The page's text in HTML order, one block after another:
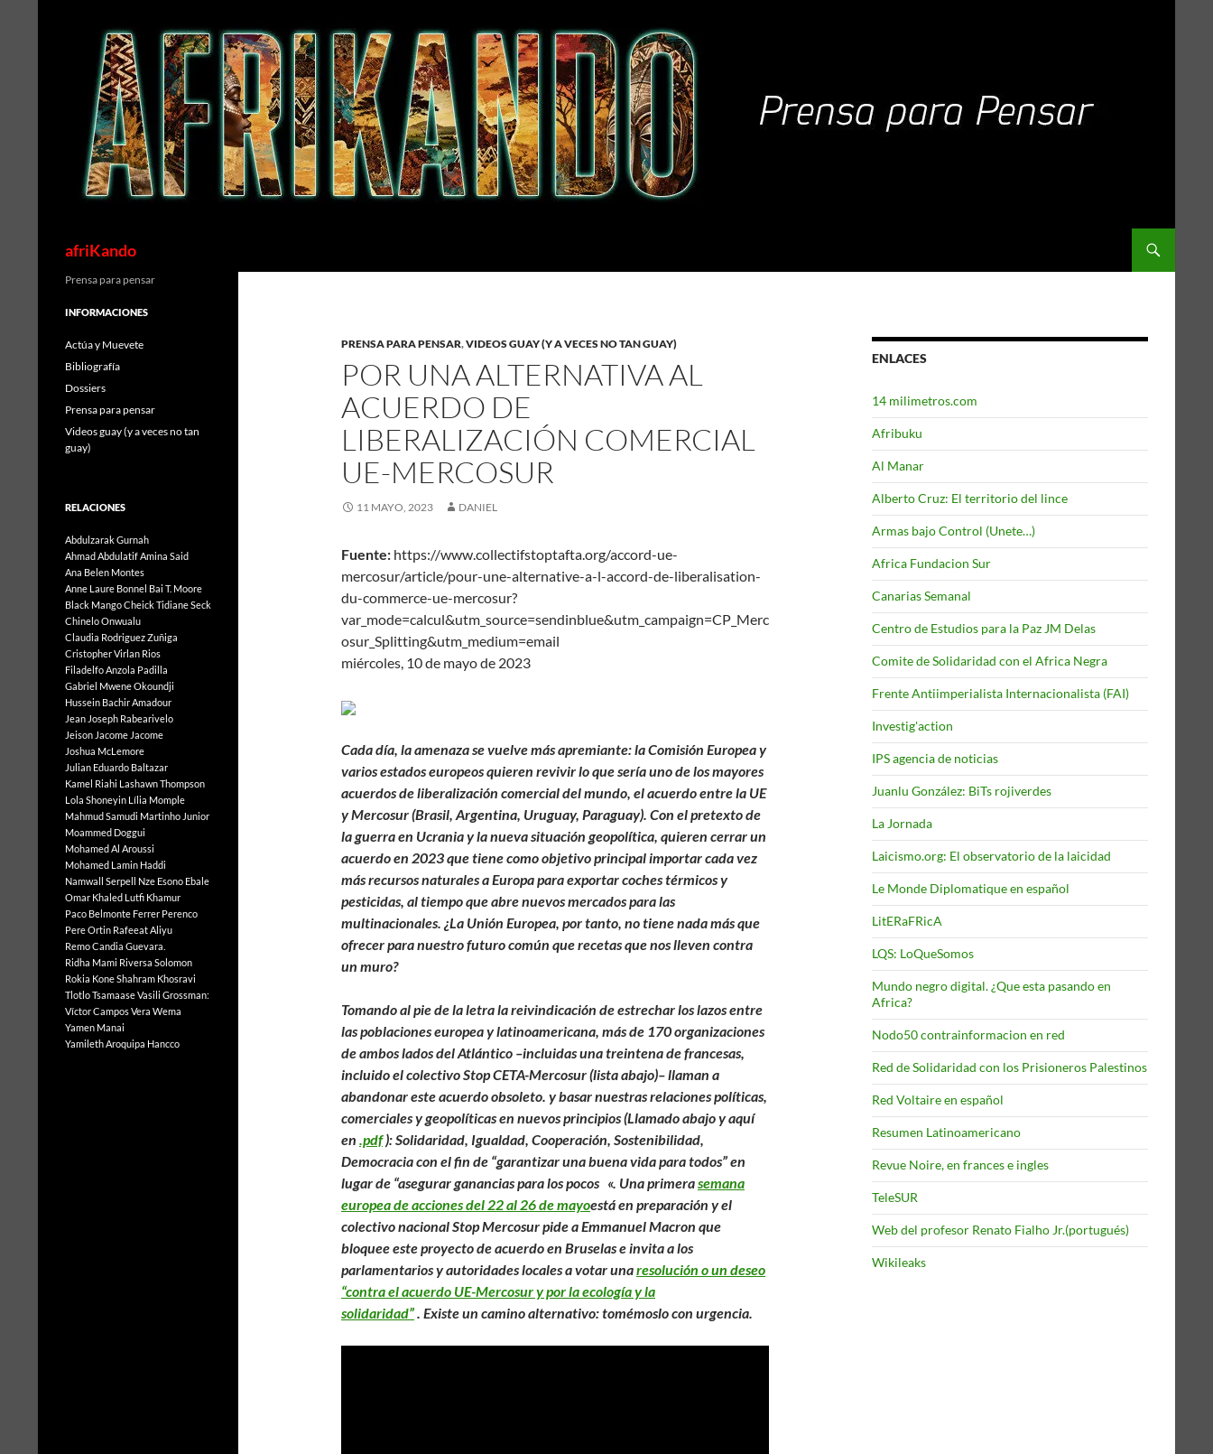
afriKando
PRENSA PARA PENSAR,VIDEOS GUAY (Y A VECES NO TAN GUAY)
POR UNA ALTERNATIVA AL
ACUERDO DE
LIBERALIZACIÓN COMERCIAL
UE-MERCOSUR
11 MAYO, 2023 DANIEL
Fuente: https://www.collectifstoptafta.org/accord-ue-
mercosur/article/pour-une-alternative-a-l-accord-de-liberalisation-
du-commerce-ue-mercosur?
var_mode=calcul&utm_source=sendinblue&utm_campaign=CP_Merc
osur_Splitting&utm_medium=email
miércoles, 10 de mayo de 2023
Cada día, la amenaza se vuelve más apremiante: la Comisión Europea y
varios estados europeos quieren revivir lo que sería uno de los mayores
acuerdos de liberalización comercial del mundo, el acuerdo entre la UE
y Mercosur (Brasil, Argentina, Uruguay, Paraguay). Con el pretexto de
la guerra en Ucrania y la nueva situación geopolítica, quieren cerrar un
acuerdo en 2023 que tiene como objetivo principal importar cada vez
más recursos naturales a Europa para exportar coches térmicos y
pesticidas, al tiempo que abre nuevos mercados para las
multinacionales. ¿La Unión Europea, por tanto, no tiene nada más que
ofrecer para nuestro futuro común que recetas que nos lleven contra
un muro?
Tomando al pie de la letra la reivindicación de estrechar los lazos entre
las poblaciones europea y latinoamericana, más de 170 organizaciones
de ambos lados del Atlántico –incluidas una treintena de francesas,
incluido el colectivo Stop CETA-Mercosur (lista abajo)– llaman a
abandonar este acuerdo obsoleto. y basar nuestras relaciones políticas,
comerciales y geopolíticas en nuevos principios (Llamado abajo y aquí
en .pdf):Solidaridad, Igualdad, Cooperación, Sostenibilidad,
Democracia con el fin de “garantizar una buena vida para todos” en
lugar de “asegurar ganancias para los pocos «. Una primerasemana
europea de acciones del 22 al 26 de mayoestá en preparación y el
colectivo nacional Stop Mercosur pide a Emmanuel Macron que
bloquee este proyecto de acuerdo en Bruselas e invita a los
parlamentarios y autoridades locales a votar unaresolución o un deseo
“contra el acuerdo UE-Mercosur y por la ecología y la
solidaridad”. Existe un camino alternativo: tomémoslo con urgencia.
ENLACES
14 milimetros.com
Afribuku
Al Manar
Alberto Cruz: El territorio del lince
Armas bajo Control (Unete…)
Africa Fundacion Sur
Canarias Semanal
Centro de Estudios para la Paz JM Delas
Comite de Solidaridad con el Africa Negra
Frente Antiimperialista Internacionalista (FAI)
Investig'action
IPS agencia de noticias
Juanlu González: BiTs rojiverdes
La Jornada
Laicismo.org: El observatorio de la laicidad
Le Monde Diplomatique en español
LitERaFRicA
LQS: LoQueSomos
Mundo negro digital. ¿Que esta pasando en
Africa?
Nodo50 contrainformacion en red
Red de Solidaridad con los Prisioneros Palestinos
Red Voltaire en español
Resumen Latinoamericano
Revue Noire, en frances e ingles
TeleSUR
Web del profesor Renato Fialho Jr.(portugués)
Wikileaks
Prensa para pensar
INFORMACIONES
Actúa y Muevete
Bibliografía
Dossiers
Prensa para pensar
Videos guay (y a veces no tan
guay)
RELACIONES
Abdulzarak Gurnah
Ahmad AbdulatifAmina Said
Ana Belen Montes
Anne Laure Bonnel Bai T. Moore
Black MangoCheick Tidiane Seck
Chinelo Onwualu
Claudia Rodriguez Zuñiga
Cristopher Virlan Rios
Filadelfo Anzola Padilla
Gabriel Mwene Okoundji
Hussein Bachir Amadour
Jean Joseph Rabearivelo
Jeison Jacome Jacome
Joshua McLemore
Julian Eduardo Baltazar
Kamel Riahi Lashawn Thompson
Lola Shoneyin Lília Momple
Mahmud Samudi Martinho Junior
Moammed Doggui
Mohamed Al Aroussi
Mohamed Lamin Haddi
Namwall Serpell Nze Esono Ebale
Omar Khaled Lutfi Khamur
Paco Belmonte Ferrer Perenco
Pere Ortin Rafeeat Aliyu
Remo Candia Guevara.
Ridha Mami Riversa Solomon
Rokia KoneShahram Khosravi
Tlotlo TsamaaseVasili Grossman:
Víctor Campos Vera Wema
Yamen Manai
Yamileth Aroquipa Hancco